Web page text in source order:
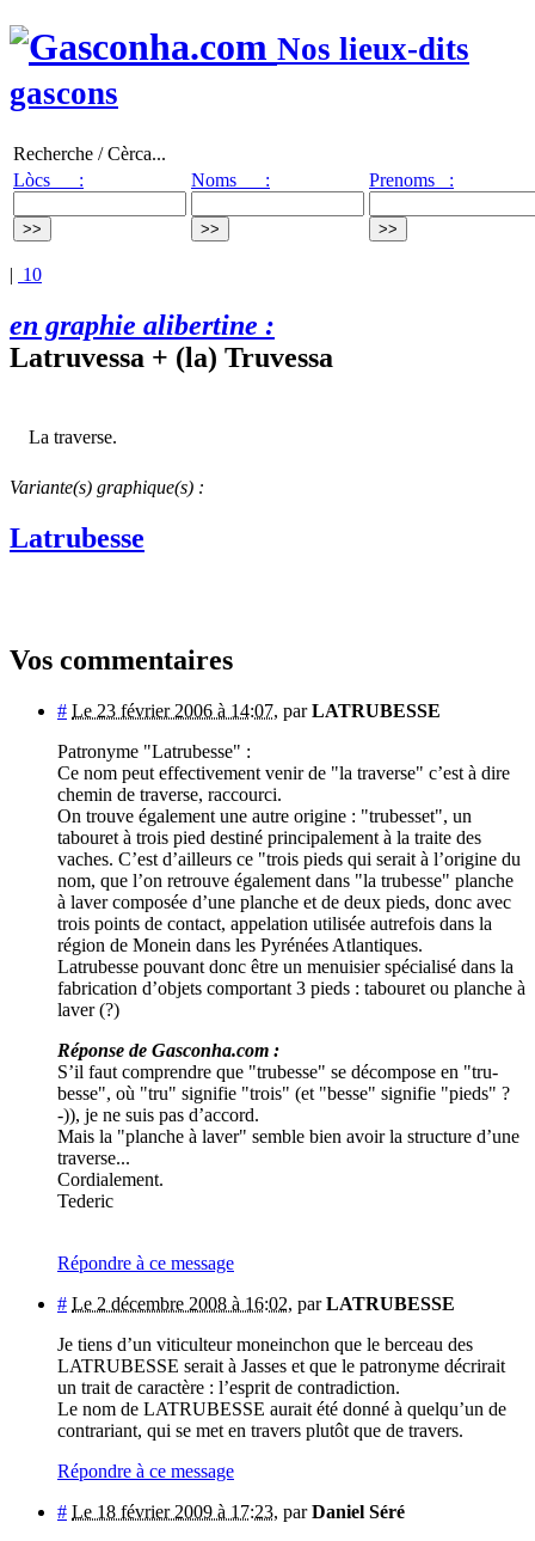
Nos lieux-dits
gascons
Recherche / Cèrca...
Lòcs :
Noms : Prenoms :
| 10
en graphie alibertine :
Latruvessa + (la) Truvessa
La traverse.
Variante(s) graphique(s) :
Latrubesse
Vos commentaires
# Le 23 février 2006 à 14:07, parLATRUBESSE
Patronyme "Latrubesse" :
Ce nom peut effectivement venir de "la traverse" c’est à dire
chemin de traverse, raccourci.
On trouve également une autre origine : "trubesset", un
tabouret à trois pied destiné principalement à la traite des
vaches. C’est d’ailleurs ce "trois pieds qui serait à l’origine du
nom, que l’on retrouve également dans "la trubesse" planche
à laver composée d’une planche et de deux pieds, donc avec
trois points de contact, appelation utilisée autrefois dans la
région de Monein dans les Pyrénées Atlantiques.
Latrubesse pouvant donc être un menuisier spécialisé dans la
fabrication d’objets comportant 3 pieds : tabouret ou planche à
laver (?)
Réponse de Gasconha.com :
S’il faut comprendre que "trubesse" se décompose en "tru-
besse", où "tru" signifie "trois" (et "besse" signifie "pieds" ?
-)), je ne suis pas d’accord.
Mais la "planche à laver" semble bien avoir la structure d’une
traverse...
Cordialement.
Tederic
Répondre à ce message
# Le 2 décembre 2008 à 16:02, parLATRUBESSE
Je tiens d’un viticulteur moneinchon que le berceau des
LATRUBESSE serait à Jasses et que le patronyme décrirait
un trait de caractère : l’esprit de contradiction.
Le nom de LATRUBESSE aurait été donné à quelqu’un de
contrariant, qui se met en travers plutôt que de travers.
Répondre à ce message
# Le 18 février 2009 à 17:23, parDaniel Séré